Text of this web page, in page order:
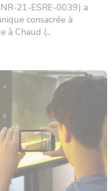
21-ESRE-0039) a
consacrée à
à Chaud (...